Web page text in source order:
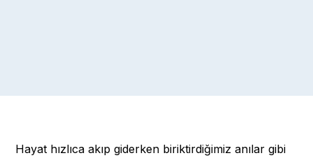
Hayat hızlıca akıp giderken biriktirdiğimiz anılar gibi